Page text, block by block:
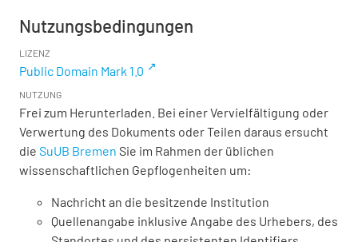
Nutzungsbedingungen
LIZENZ
Public Domain Mark 1.0
NUTZUNG
Frei zum Herunterladen. Bei einer Vervielfältigung oder
Verwertung des Dokuments oder Teilen daraus ersucht
die SuUB Bremen Sie im Rahmen der üblichen
wissenschaftlichen Gepflogenheiten um:
Nachricht an die besitzende Institution
Quellenangabe inklusive Angabe des Urhebers, des